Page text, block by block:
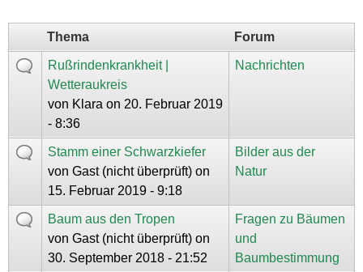
Thema Forum
Rußrindenkrankheit |
Wetteraukreis
von Klara on 20. Februar 2019
- 8:36
Nachrichten
Stamm einer Schwarzkiefer
von Gast (nicht überprüft) on
15. Februar 2019 - 9:18
Bilder aus der
Natur
Baum aus den Tropen
von Gast (nicht überprüft) on
30. September 2018 - 21:52
Fragen zu Bäumen
und
Baumbestimmung